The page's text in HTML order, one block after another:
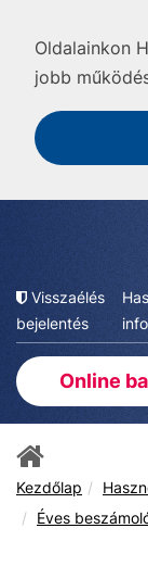
Oldalainkon
jobb
Visszaélés
bejelentés
Online
Kezdőlap
Éves